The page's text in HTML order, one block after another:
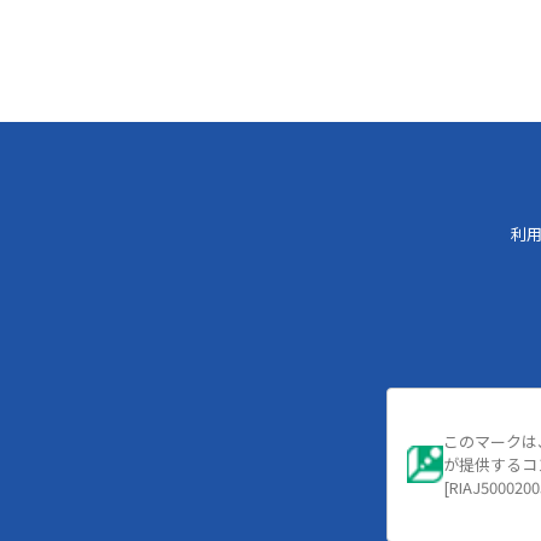
利
このマーク
が提供する